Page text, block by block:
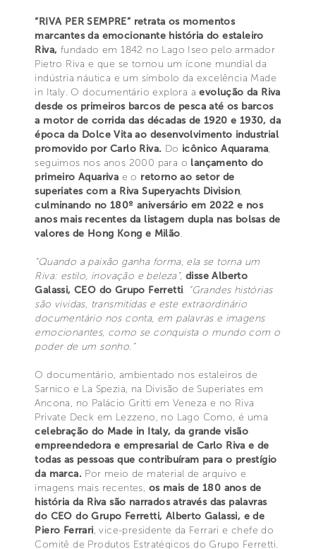
“RIVA PER SEMPRE” retrata os momentos
marcantes da emocionante história do estaleiro
Riva, fundado em 1842 no Lago Iseo pelo armador
Pietro Riva e que se tornou um ícone mundial da
indústria náutica e um símbolo da excelência Made
in Italy. O documentário explora aevolução da Riva
desde os primeiros barcos de pesca até os barcos
a motor de corrida das décadas de 1920 e 1930, da
época da Dolce Vita ao desenvolvimento industrial
promovido por Carlo Riva. Do icônico Aquarama,
seguimos nos anos 2000 para o lançamento do
primeiro Aquariva e o retorno ao setor de
superiates com a Riva Superyachts Division,
culminando no 180º aniversário em 2022 e nos
anos mais recentes da listagem dupla nas bolsas de
valores de Hong Kong e Milão.
“Quando a paixão ganha forma, ela se torna um
Riva: estilo, inovação e beleza”, disse Alberto
Galassi, CEO do Grupo Ferretti. ”Grandes histórias
são vividas, transmitidas e este extraordinário
documentário nos conta, em palavras e imagens
emocionantes, como se conquista o mundo com o
poder de um sonho.”
O documentário, ambientado nos estaleiros de
Sarnico e La Spezia, na Divisão de Superiates em
Ancona, no Palácio Gritti em Veneza e no Riva
Private Deck em Lezzeno, no Lago Como, é uma
celebração do Made in Italy, da grande visão
empreendedora e empresarial de Carlo Riva e de
todas as pessoas que contribuíram para o prestígio
da marca. Por meio de material de arquivo e
imagens mais recentes, os mais de 180 anos de
história da Riva são narrados através das palavras
do CEO do Grupo Ferretti, Alberto Galassi, e de
Piero Ferrari, vice-presidente da Ferrari e chefe do
Comitê de Produtos Estratégicos do Grupo Ferretti.